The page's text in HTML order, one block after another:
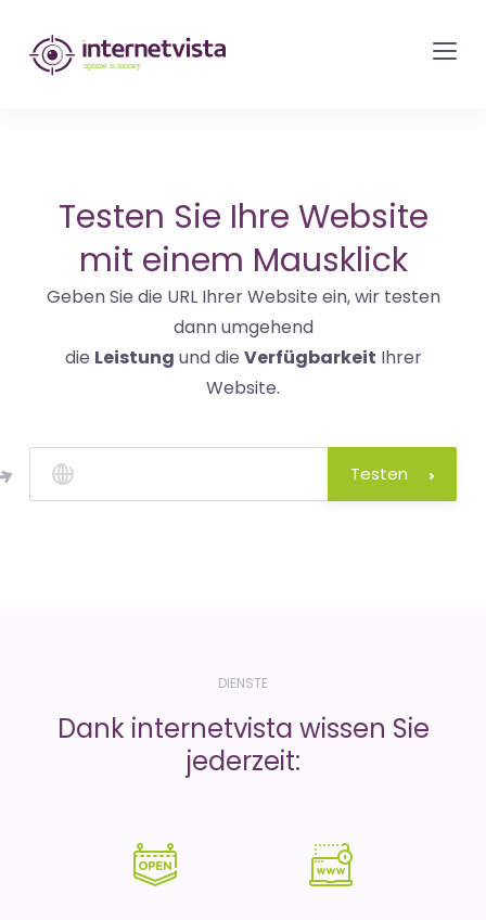
internetvista
Monitoring
Websites
und
Internet-
Diensten
Uptime
Testen Sie Ihre Website
mit einem Mausklick
Geben Sie die URL Ihrer Website ein, wir testen
dann umgehend
die Leistung und die Verfügbarkeit Ihrer
Website.
Testen
DIENSTE
Dank internetvista wissen Sie
jederzeit: